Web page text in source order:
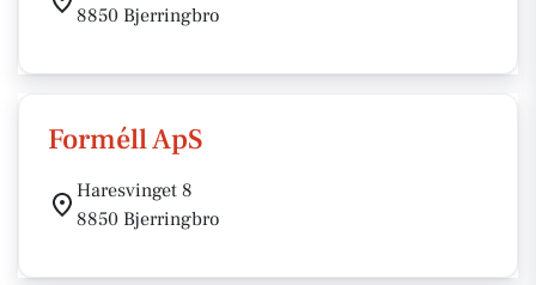
8850 Bjerringbro
Forméll ApS
Haresvinget 8
8850 Bjerringbro